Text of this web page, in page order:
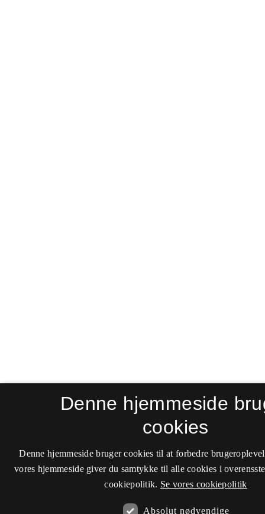
Denne hjemmeside
cookies
Denne hjemmeside bruger cookies til at forbedre
vores hjemmeside giver du samtykke til alle cookies i
cookiepolitik. Se vores cookiepolitik
Absolut nødvendige